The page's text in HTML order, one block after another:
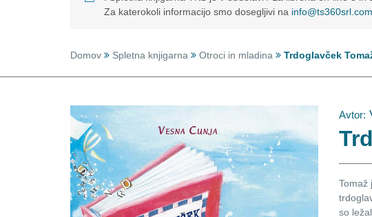
Za katerokoli informacijo smo dosegljivi na info@ts360srl.com
Domov Spletna knjigarna Otroci in mladina Trdoglavček
Avtor:
Tomaž
so